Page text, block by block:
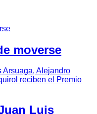
moverse
Luis